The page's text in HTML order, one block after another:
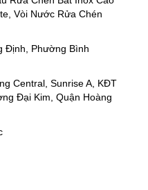
Vòi Nước Rửa Chén
Định, Phường Bình
Central, Sunrise A, KĐT
Đại Kim, Quận Hoàng